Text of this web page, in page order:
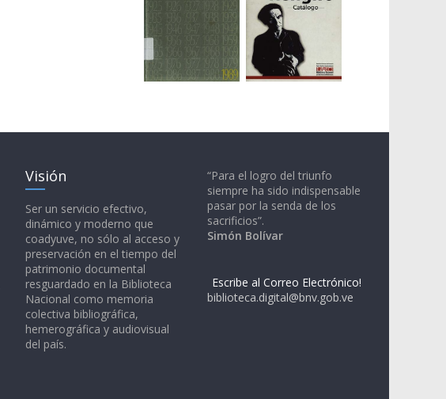
Visión
Ser un servicio efectivo,
dinámico y moderno que
coadyuve, no sólo al acceso y
preservación en el tiempo del
patrimonio documental
resguardado en la Biblioteca
Nacional como memoria
colectiva bibliográfica,
hemerográfica y audiovisual
del país.
“Para el logro del triunfo
siempre ha sido indispensable
pasar por la senda de los
sacrificios”.
Simón Bolívar
Escribe al Correo Electrónico!
biblioteca.digital@bnv.gob.ve